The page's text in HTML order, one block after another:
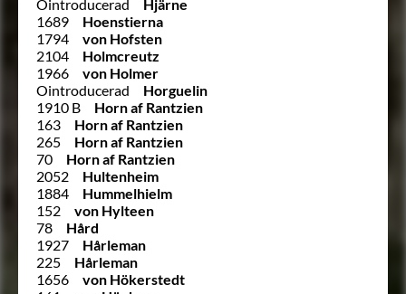
Ointroducerad
Hjärne
1689
Hoenstierna
1794
von Hofsten
2104
Holmcreutz
1966
von Holmer
Ointroducerad
Horguelin
1910 B
Horn af Rantzien
163
Horn af Rantzien
265
Horn af Rantzien
70
Horn af Rantzien
2052
Hultenheim
1884
Hummelhielm
152
von Hylteen
78
Hård
1927
Hårleman
225
Hårleman
1656
von Hökerstedt